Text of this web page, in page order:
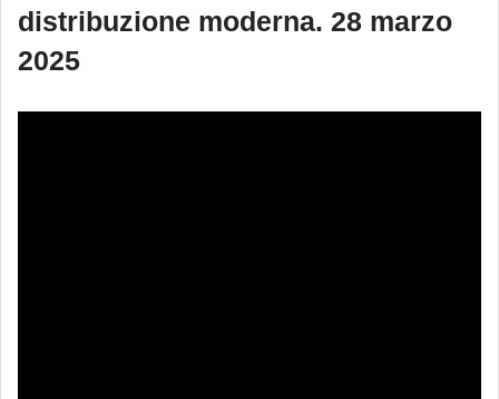
distribuzione moderna. 28 marzo
2025
TGdo, il notiziario della distribuzione